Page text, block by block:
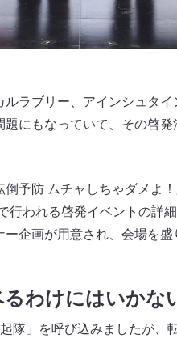
ラブリー、アインシュタ
にもなっていて、その啓発
予防 ムチャしちゃダメよ
行われる啓発イベントの詳
企画が用意され、会場を盛
わけにはいかな
隊」を呼び込みましたが、